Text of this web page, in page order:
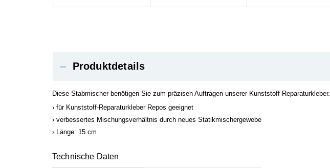
– Produktdetails
Diese Stabmischer benötigen Sie zum präzisen Auftragen unserer Kunststoff-Reparaturkleber.
für Kunststoff-Reparaturkleber Repos geeignet
verbessertes Mischungsverhältnis durch neues Statikmischergewebe
Länge: 15 cm
Technische Daten